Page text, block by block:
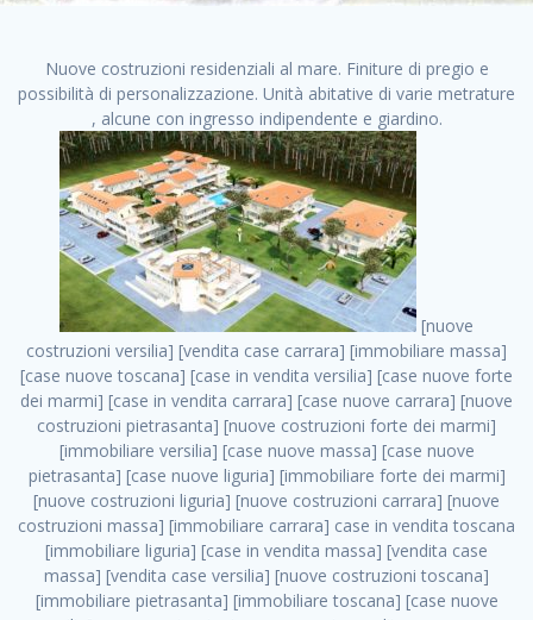
Nuove costruzioni residenziali al mare. Finiture di pregio e
possibilità di personalizzazione. Unità abitative di varie metrature
, alcune con ingresso indipendente e giardino.
[nuove costruzioni versilia] [vendita case carrara] [immobiliare massa] [case nuove toscana] [case in vendita versilia] [case nuove forte dei marmi] [case in vendita carrara] [case nuove carrara] [nuove costruzioni pietrasanta] [nuove costruzioni forte dei marmi] [immobiliare versilia] [case nuove massa] [case nuove pietrasanta] [case nuove liguria] [immobiliare forte dei marmi] [nuove costruzioni liguria] [nuove costruzioni carrara] [nuove costruzioni massa] [immobiliare carrara] case in vendita toscana [immobiliare liguria] [case in vendita massa] [vendita case massa] [vendita case versilia] [nuove costruzioni toscana] [immobiliare pietrasanta] [immobiliare toscana] [case nuove versilia] nuove costruzioni case nuove in vendita case nuove case in costruzione case nuova costruzione appartamenti nuova costruzione case in vendita nuove costruzioni terreno edificabile nuove costruzioni milano marina di carrara carrara massa massa carrara toscana versilia case in vendita a milano case in vendita a roma appartamenti nuovi in vendita vendita case milano case in vendita torino case in vendita milano case di nuova costruzione nuove costruzioni roma case in vendita roma , ville in costruzione . vendita case roma vendita case torino villette nuova costruzione vendita case privati cerco casa milano vendita case impresa edile vendita case genova vendita immobili vendita case nuove cerco casa ville nuova costruzione annunci case in vendita case in vendita nuova costruzione nuove case in vendita case in vendita da privati villette a schiera cerco casa in vendita case in affitto vendita nuove costruzioni costruire case affitto affitto negozio milano cerco casa roma cerco casa nuova costruzione appartamenti in costruzione, ville in costruzione . case nuove vendita case in vendita nuove case nuove milano nuove costruzioni morena case in vendita costruzioni case case in vendita tor vergata nuova annunci vendita case case in vendita milano centro, ville in costruzione . vendita case nuova costruzione case in vendita privati agenzia immobiliare appartamenti di nuova costruzione ville in costruzione case in vendita a opera nuova costruzione nuove costruzioni torino, ville in costruzione . appartamenti nuovi impresa edile roma trova casa costruzioni nuove appartamenti in affitto cantieri in costruzione, ville in costruzione . immobiliare nuove costruzioni case in vendita dragona appartamenti in vendita siti vendita case case in vendita roma nord nuovi costruzioni ville nuove in vendita nuove costruzioni in vendita trovocasa cerco casa affitto villette in vendita nuove costruzioni immobiliari nuove costruzioni bologna toscano immobiliare palermo nuovi appartamenti vendita case dragona nuova costruzione case in vendita villaggio prenestino, ville in costruzione . case in vendita dal costruttore imprese edili torino nuove costruzioni firenze immobiliare case nuove in costruzione toscano immobiliare milano, ville in costruzione . casanuova case in vendita acilia dragona case in vendita di nuova costruzione case in vendita da costruttore nuove costruzioni eur case e cantieri appartamenti in vendita nuova costruzione case in vendita a dragona roma case in vendita nuove case in costruzione porta portese immobiliare appartamenti cerco casa disperatamente case in vendita torresina cascine in vendita vendita immobili roma, ville in costruzione . milano nuove costruzioni morena case in vendita costruzioni edili nuove costruzioni catania visure catastali on line gratis nuove costruzioni monza case in costruzione milano, ville in costruzione . nuove costruzioni boccea vendita immobili milano attico immobiliare roma vendita imprese edili bergamo impresa edile bologna case in vendita a classe appartamento nuovo nuove costruzioni pietralata case costruzione case in vendita roma sud nuove costruzioni residenziali a milano appartamenti nuova costruzione milano case in vendita boccea case in vendita morena nuove costruzioni vendita immobili privati, ville in costruzione . comprare casa nuova costruzione case in vendita con leasing case in vendita ostia antica case nuova costruzione milano appartamenti nuovi milano case nuove roma nuove costruzioni bari edilizia convenzionata case in vendita a tortona villaggio prenestino case in vendita toscano immobiliare professione casa nuove costruzioni parma impresa costruzioni nuove case nuove costruzioni bergamo vendita immobili torino ville di nuova costruzione solo affitti appartamento nuovo in vendita appartamenti nuova costruzione roma case nuova costruzione roma, ville in costruzione . nuove costruzioni a milano case in costruzione roma impresa di costruzioni grimaldi immobiliare costruzioni villetta nuova costruzione case in vendita da imprese edili cerco casa a acquisto casa in costruzione nuove costruzioni mare costruzioni immobiliari cantieri nuove costruzioni acquisto casa nuova costruzione nuove costruzioni padova comprare casa in costruzione impresa edile napoli nuove costruzioni pescara casa risorse immobiliari, ville in costruzione . immobili in costruzione villette nuove villette nuove in vendita gabetti imprese edili verona nuove costruzioni milano sud nuovi immobili nuove costruzioni legnano, ville in costruzione . cantieri nuove costruzioni milano villa nuova case vendita nuove costruzioni appartamenti in vendita nuovi immobili nuovi costruttori case imprese edili brescia nuovi appartamenti milano case in vendita selva nera casa nuova retecasa case nuova costruzione in vendita monolocale imprese edili firenze imprese edili padova frimm vendita case dragona nuove costruzioni vendita imprese edili parma imprese di costruzioni milano immobiliare toscano frimm immobiliare roma case case dal costruttore acquisto terreno agricolo imprese edili italiane roma vende casa case nuove a milano nuove costruzioni a roma imprese costruzioni roma cerco casa nuova immobili di nuova costruzione case in vendita castelverde roma impresa edile palermo rent to buy roma nuove costruzioni, ville in costruzione . tempocasa case in vendita a riscatto nuove costruzioni varese nuove costruzioni bolzano vendita case in costruzione nuove costruzioni lecce cantiere milano costruire villa imprese edili treviso impresa edile catania case in vendita roma tiburtina vendita appartamenti nuova costruzione vendita immobili commerciali case nuove in vendita milano nuove costruzioni seregno cerca casa vendita cerco casa milano vendita nuove costruzioni milano ovest vendita case nuove milano imprese edili modena nuove costruzioni milano centro case in vendita aranova nuove abitazioni, ville in costruzione ., ville in costruzione . nuove costruzioni brescia nuove costruzioni como appartamenti nuovi in vendita a milano case in vendita bologna nuove costruzioni appartamenti in vendita milano nuova costruzione imprese edili como morena nuove costruzioni nuove costruzioni case vendita appartamenti nuovi nuove costruzioni salerno eurekasa villette in costruzione bilocali nuovi case nuove in vendita a roma case in vendita con permuta nuove costruzioni trento impresa edile varese imprese costruzioni milano imprese edili venezia case in vendita prenestina imprese edili spa nuove costruzioni gallarate roma nuove costruzioni case in nuova costruzione nuovi case nuove in vendita a milano nuove costruzioni loano nuovi cantieri milano imprese edili novara case in vendita roma est imprese di costruzioni roma appartamenti in costruzione milano nuovi cantieri cerco casa vendita milano nuove costruzioni brugherio vendita case da imprese edili imprese edili udine nuove costruzioni direttamente dal costruttore imprese edili vicenza case in vendita a loano nuova costruzione nuove villette prezzi case nuove case in vendita in costruzione compravendita terreno agricolo cantiere, ville in costruzione . case in vendita milano navigli costruzione nuova casa costruzioni nuove milano nuove costruzioni roma rent to buy nuove costruzioni taranto palazzo in costruzione vendita appartamenti nuova costruzione milano centro costruzioni milano case in vendita milano nuove costruzioni case in vendita milano sud impresa edile como case nuove a roma boccea case in vendita imprese edili trento nuove costruzioni buccinasco case in costruzione a milano nuove costruzioni ripamonti case in vendita a salerno nuove costruzioni nuove residenze milano case nuove vendita milano nuove costruzioni milano nord nuove costruzioni livorno vendita nuove costruzioni roma nuove costruzioni liguria costruzioni roma cerco casa roma vendita nuove costruzioni classe a impresa edile rimini nuovi annunci case in vendita nuove costruzioni magenta todini costruzioni case grezze in vendita vendita appartamenti nuovi milano case in vendita gallaratese milano nuove costruzioni arezzo, ville in costruzione . case in vendita castelverde case nuove dal costruttore nuovo appartamento nuove costruzioni desenzano imprese edili lombardia imprese edili veneto appartamenti in costruzione roma case vendita pescara nuove costruzioni case in vendita ad acilia imprese edili verona e provincia nuove costruzioni desio appartamenti classe a milano firenze nuove costruzioni pirelli re immobiliare grandi imprese di costruzioni case in vendita torresina roma case in vendita navigli milano nuove costruzioni roma centro nuovecostruzioni appartamenti nuovi a milano impresa edile ancona nuove residenze dragona case in vendita nuove costruzioni brindisi vendita nuove costruzioni milano case in vendita arredate nuove case milano case nuove milano centro sito impresa edile nuove costruzioni montesilvano case vendita monza nuove c